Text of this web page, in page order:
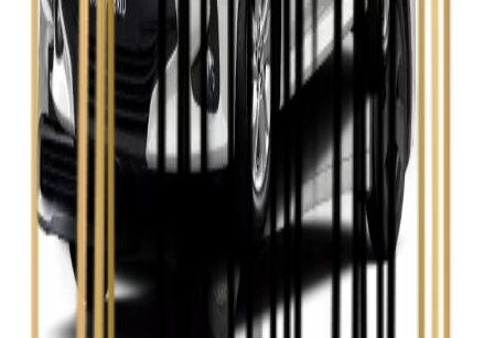
Skoda Octavia
Zobacz
Toyota Avensis
Zobacz
Toyota Camry
Zobacz
Toyota Corolla